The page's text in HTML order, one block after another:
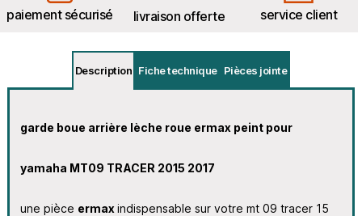
paiement sécurisé livraison offerte service client
Description Fiche technique Pièces jointe
garde boue arrière lèche roue ermax peint pour
yamaha MT09 TRACER 2015 2017
une pièce ermax indispensable sur votre mt 09 tracer 15